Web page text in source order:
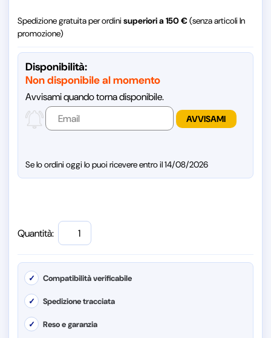
Spedizione gratuita per ordinisuperiori a 150 €(senza articoli In
promozione)
Disponibilità:
Non disponibile al momento
Avvisami quando torna disponibile.
Se lo ordini oggi lo puoi ricevere entro il 14/08/2026
Quantità:
✓ Compatibilità verificabile
✓ Spedizione tracciata
✓ Reso e garanzia